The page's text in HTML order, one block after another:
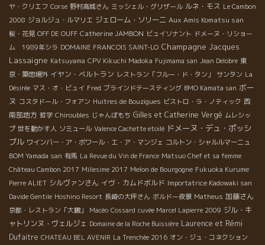
ヤ・クリエフ Corse 野村高城さん ミッシェル・グリザール ルネ・モス Le Cambon
2008 ジョルジュ・ルマリエ ジェローム・ソリーニ Aux Amis Komatsu san
桜・花見 OFF DE OUFF Catherine JAMBON ビュイソナント ドメーヌ・リショー
ム 1989年シラ DOMAINE FRANCOIS SAINT-LO Champagne Jacques
Lassaigne Katsuyama CPV Kikuchi Madoka Fujimama san Jean Delobre 東
京・築地場外 イヤン・ベルトラン レストラン「フルー・ド・タン」 サンタン La
Désirée マス・オ・ビュイ Fred ブラインドテースティング BMO Kamata san ボー
ヌ コスタドール・フォアン Huitres de Bouzigues ビストロ・ラ・ノティック 西
南部地方 哲学 Chiroubles じゃんぼもち Gilles et Catherine Vergé ムレシッ
プ 世を動かす人 ソミュール Valence Cachette etoilé ドメーヌ・デュ・ポッシ
ブル ワインバー・ア・ボワール・エ・ア・マンジェ コルトン・シャルルマーニュ
BOM Yamada san 有馬 La Revue du Vin de France Matsuo Chef et sa femme
Château Cambon 2017 Millesime 2017 Melon de Bourgogne Fukuoka Kurume
Pierre ALIET シルヴァンさん イヴ・カムドボルド Importatrice Kadowaki san
Davide Gentile Hoshino Resort 長崎の大坪さん ボルドー夜景 Matheus 加藤さん
京都・レストラン「大鵬」 Macéo Cossard cuvée Marcel Lapierre 2009 ジル・キ
ャトリンヌ・ヴェルジェ Domaine de la Roche Buissière Laurence et Rémi
Dufaitre CHATEAU BEL AVENIR La Trenchée 2016 オン・ジュ・コネクション